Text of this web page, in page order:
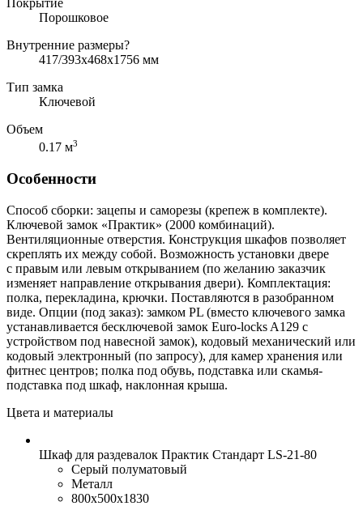
Покрытие
Порошковое
Внутренние размеры?
417/393х468х1756 мм
Тип замка
Ключевой
Объем
0.17 м3
Особенности
Способ сборки: зацепы и саморезы (крепеж в комплекте).
Ключевой замок «Практик» (2000 комбинаций).
Вентиляционные отверстия. Конструкция шкафов позволяет
скреплять их между собой. Возможность установки двере
с правым или левым открыванием (по желанию заказчик
изменяет направление открывания двери). Комплектация:
полка, перекладина, крючки. Поставляются в разобранном
виде. Опции (под заказ): замком PL (вместо ключевого замка
устанавливается бесключевой замок Euro-locks A129 с
устройством под навесной замок), кодовый механический или
кодовый электронный (по запросу), для камер хранения или
фитнес центров; полка под обувь, подставка или скамья-
подставка под шкаф, наклонная крыша.
Цвета и материалы
Шкаф для раздевалок Практик Стандарт LS-21-80
Серый полуматовый
Металл
800x500x1830